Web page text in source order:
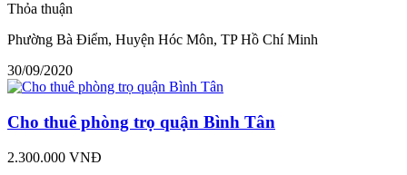
Thỏa thuận
Phường Bà Điểm, Huyện Hóc Môn, TP Hồ Chí Minh
30/09/2020
Cho thuê phòng trọ quận Bình Tân
2.300.000 VNĐ